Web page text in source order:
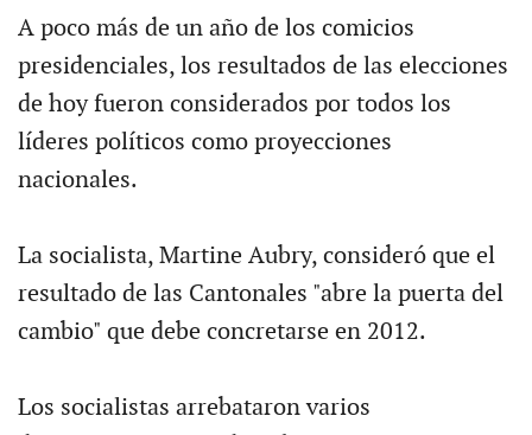
A poco más de un año de los comicios
presidenciales, los resultados de las elecciones
de hoy fueron considerados por todos los
líderes políticos como proyecciones
nacionales.
La socialista, Martine Aubry, consideró que el
resultado de las Cantonales "abre la puerta del
cambio" que debe concretarse en 2012.
Los socialistas arrebataron varios